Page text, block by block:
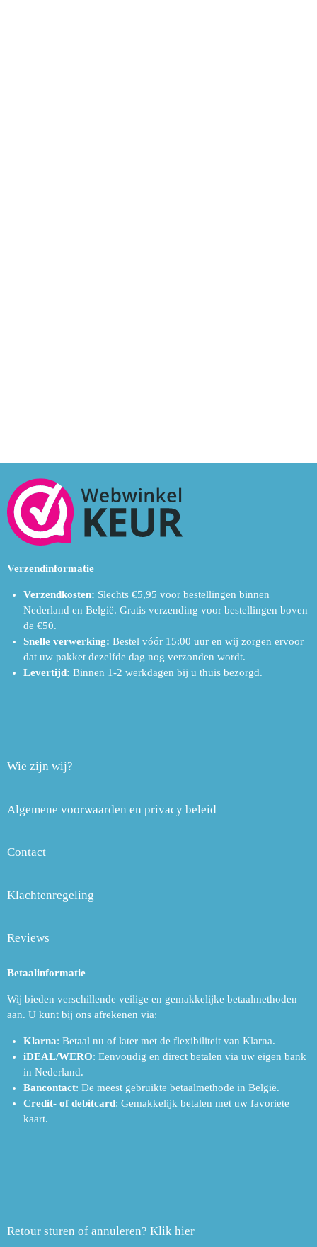
Verzendinformatie
Verzendkosten: Slechts €5,95 voor bestellingen binnen
Nederland en België. Gratis verzending voor bestellingen boven
de €50.
Snelle verwerking: Bestel vóór 15:00 uur en wij zorgen ervoor
dat uw pakket dezelfde dag nog verzonden wordt.
Levertijd: Binnen 1-2 werkdagen bij u thuis bezorgd.
Wie zijn wij?
Algemene voorwaarden en privacy beleid
Contact
Klachtenregeling
Reviews
Betaalinformatie
Wij bieden verschillende veilige en gemakkelijke betaalmethoden
aan. U kunt bij ons afrekenen via:
Klarna: Betaal nu of later met de flexibiliteit van Klarna.
iDEAL/WERO: Eenvoudig en direct betalen via uw eigen bank
in Nederland.
Bancontact: De meest gebruikte betaalmethode in België.
Credit- of debitcard: Gemakkelijk betalen met uw favoriete
kaart.
Retour sturen of annuleren? Klik hier